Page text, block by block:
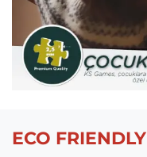
ECO FRIENDLY